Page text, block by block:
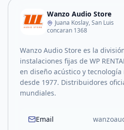
Wanzo Audio Store
Juana Koslay, San Luis
concaran 1368
Wanzo Audio Store es la
instalaciones fijas de WP
en diseño acústico y tecnología
desde 1977. Distribuidores
mundiales.
Email